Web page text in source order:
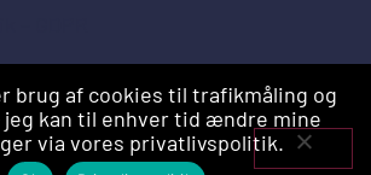
Indhent tilbud
brug af cookies til trafikmåling og
kan til enhver tid ændre mine
via vores privatlivspolitik.